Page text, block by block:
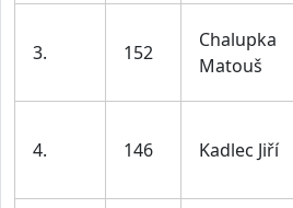
3. 152
Chalupka
Matouš
4. 146 Kadlec Jiří